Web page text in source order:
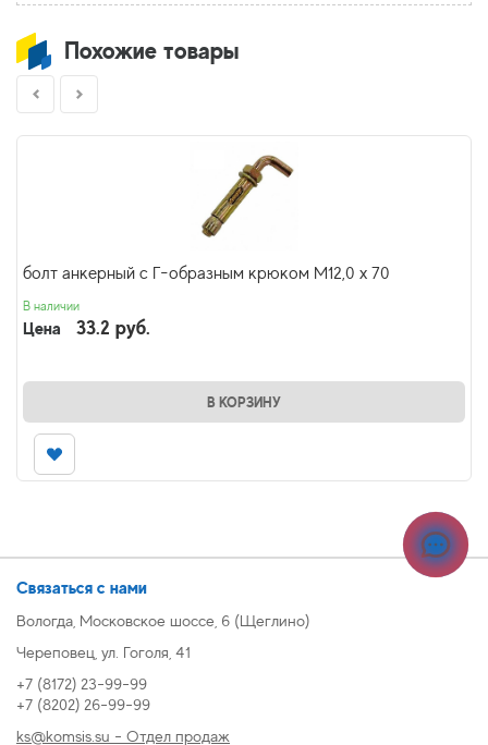
Похожие товары
болт анкерный с Г-образным крюком М12,0 x 70
В наличии
Цена 33.2 руб.
В КОРЗИНУ
Связаться с нами
Вологда, Московское шоссе, 6 (Щеглино)
Череповец, ул. Гоголя, 41
+7 (8172) 23-99-99
+7 (8202) 26-99-99
ks@komsis.su - Отдел продаж